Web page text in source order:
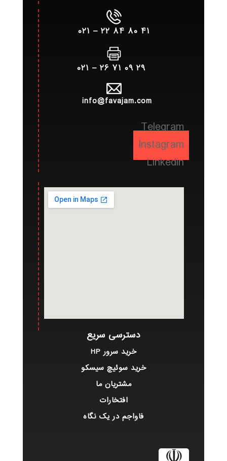
۴۱ ۸۰ ۸۴ ۲۲ – ۰۲۱
۲۹ ۰۹ ۷۱ ۲۶ – ۰۲۱
info@favajam.com
Telegram
Instagram
Linkedin
دسترسی سریع
خرید سرور HP
خرید سوئیچ سیسکو
مشتریان ما
افتخارات
فاواجم در یک نگاه